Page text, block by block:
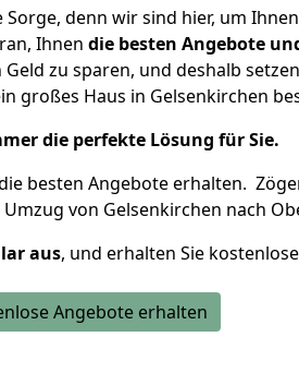
denn wir sind hier, um
Ihnen die besten Angebote
zu sparen, und deshalb
großes Haus in Gelsenkirchen
die perfekte Lösung für Sie.
besten Angebote erhalten.
von Gelsenkirchen nach
aus, und erhalten Sie
Angebote erhalten